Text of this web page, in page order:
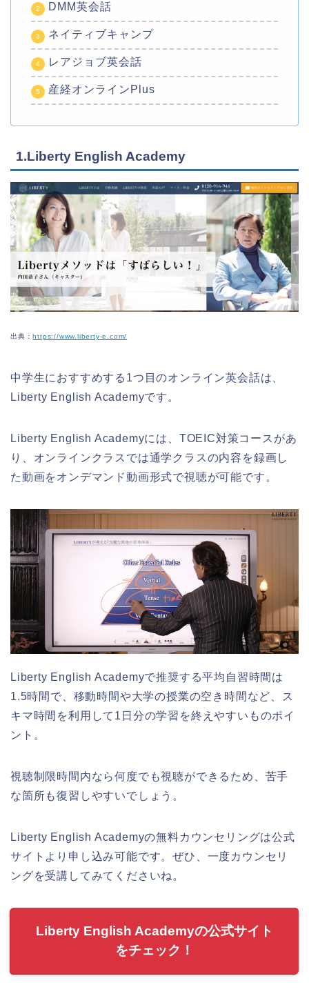
DMM英会話
ネイティブキャンプ
レアジョブ英会話
産経オンラインPlus
1.Liberty English Academy
出典：https://www.liberty-e.com/
中学生におすすめする1つ目のオンライン英会話は、
Liberty English Academyです。
Liberty English Academyには、TOEIC対策コースがあ
り、オンラインクラスでは通学クラスの内容を録画し
た動画をオンデマンド動画形式で視聴が可能です。
Liberty English Academyで推奨する平均自習時間は
1.5時間で、移動時間や大学の授業の空き時間など、ス
キマ時間を利用して1日分の学習を終えやすいものポイ
ント。
視聴制限時間内なら何度でも視聴ができるため、苦手
な箇所も復習しやすいでしょう。
Liberty English Academyの無料カウンセリングは公式
サイトより申し込み可能です。ぜひ、一度カウンセリ
ングを受講してみてくださいね。
Liberty English Academyの公式サイト
をチェック！